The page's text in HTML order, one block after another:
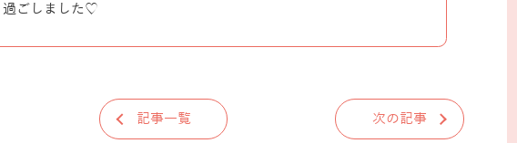
過ごしました♡
記事一覧 次の記事